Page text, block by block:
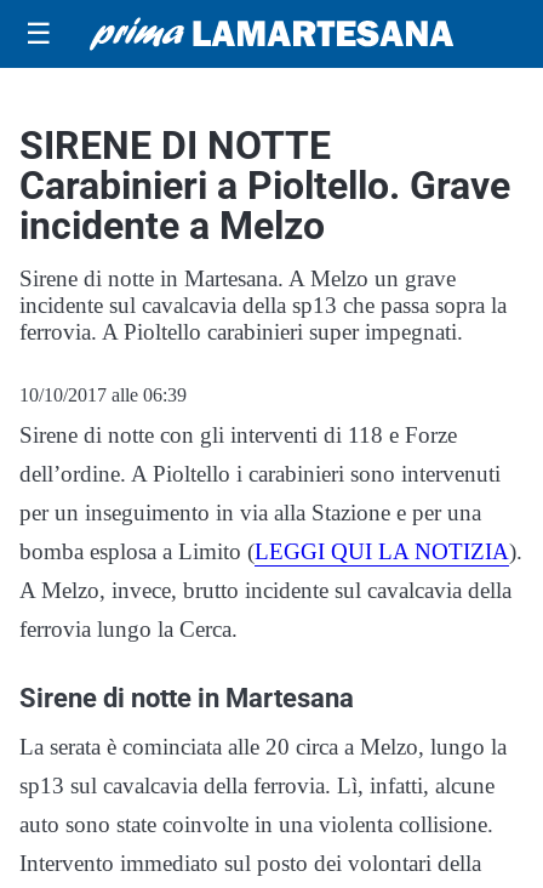
☰
SIRENE DI NOTTE
Carabinieri a Pioltello. Grave
incidente a Melzo
Sirene di notte in Martesana. A Melzo un grave
incidente sul cavalcavia della sp13 che passa sopra la
ferrovia. A Pioltello carabinieri super impegnati.
10/10/2017 alle 06:39
Sirene di notte con gli interventi di 118 e Forze
dell’ordine. A Pioltello i carabinieri sono intervenuti
per un inseguimento in via alla Stazione e per una
bomba esplosa a Limito (LEGGI QUI LA NOTIZIA).
A Melzo, invece, brutto incidente sul cavalcavia della
ferrovia lungo la Cerca.
Sirene di notte in Martesana
La serata è cominciata alle 20 circa a Melzo, lungo la
sp13 sul cavalcavia della ferrovia. Lì, infatti, alcune
auto sono state coinvolte in una violenta collisione.
Intervento immediato sul posto dei volontari della